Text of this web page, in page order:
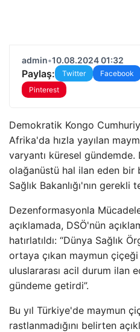
admin•10.08.2024 01:32
Paylaş: Twitter Facebook
Pinterest
Demokratik Kongo
Afrika'da hızla yayılan
varyantı küresel gündemde.
olağanüstü hal ilan eden bir
Sağlık Bakanlığı'nın
Dezenformasyonla
açıklamada, DSÖ'nün
hatırlatıldı: “Dünya Sağlık
ortaya çıkan maymun
uluslararası acil durum ilan
gündeme getirdi”.
Bu yıl Türkiye'de maymun
rastlanmadığını belirten